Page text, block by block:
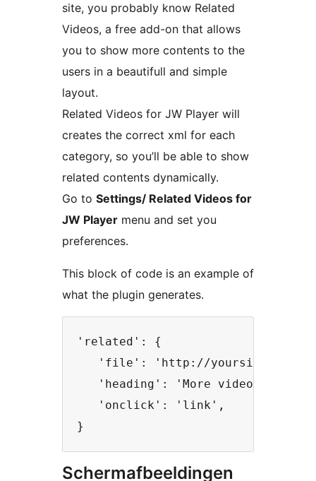
site, you probably know Related
Videos, a free add-on that allows
you to show more contents to the
users in a beautifull and simple
layout.
Related Videos for JW Player will
creates the correct xml for each
category, so you’ll be able to show
related contents dynamically.
Go to Settings/ Related Videos for
JW Player menu and set you
preferences.
This block of code is an example of
what the plugin generates.
'related': {
'file': 'http://yoursite.com/
   'heading': 'More videos!',
   'onclick': 'link',
Schermafbeeldingen